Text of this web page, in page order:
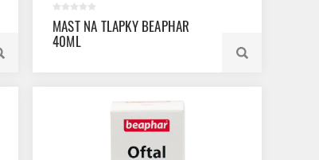
MAST NA TLAPKY BEAPHAR
40ML